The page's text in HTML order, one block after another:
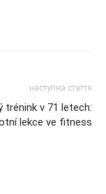
наступна стаття
trénink v 71 letech:
lekce ve fitness